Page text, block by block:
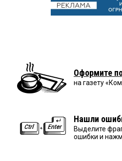
Оформите
на газету
Нашли
Выделите
ошибки и